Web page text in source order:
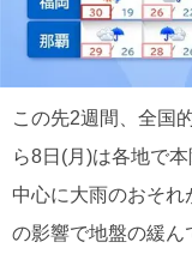
この先2週間、全国
ら8日(月)は各地で
中心に大雨のおそ
の影響で地盤の緩ん